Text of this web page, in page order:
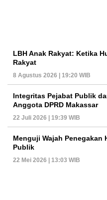
LBH Anak Rakyat: Ketika
Rakyat
8 Agustus 2026 | 19:20 WIB
Integritas Pejabat Publik
Anggota DPRD Makassar
22 Juli 2026 | 19:39 WIB
Menguji Wajah Penegakan
Publik
22 Mei 2026 | 13:03 WIB